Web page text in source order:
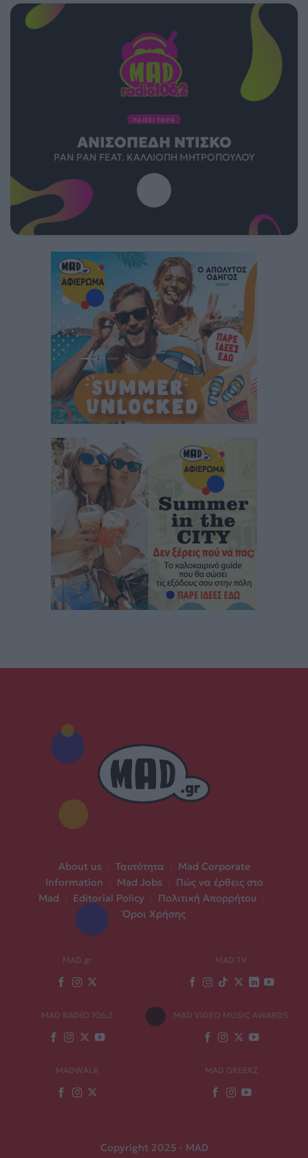
ΠΑΙΖΕΙ ΤΩΡΑ
ΑΝΙΣΌΠΕΔΗ ΝΤΊΣΚΟ
PAN PAN FEAT. ΚΑΛΛΙΌΠΗ ΜΗΤΡΟΠΟΎΛΟΥ
About us Ταυτότητα
Mad Corporate
Information
Mad Jobs
Πώς να έρθεις στο
Mad
Editorial Policy Πολιτική Απορρήτου
Όροι Χρήσης
MAD.gr MAD TV
MAD RADIO 106,2 MAD VIDEO MUSIC AWARDS
MADWALK MAD GREEKZ
Copyright 2025 - MAD